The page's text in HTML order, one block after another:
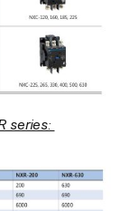
series: